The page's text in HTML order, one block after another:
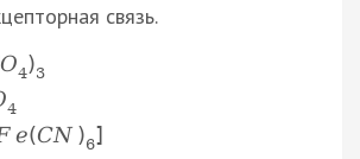
связь.
O4)3
4
e(CN )6]